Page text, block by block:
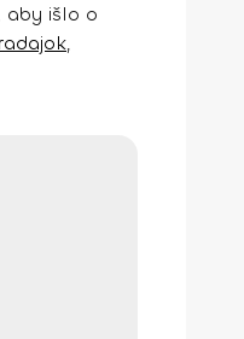
aby išlo o
,